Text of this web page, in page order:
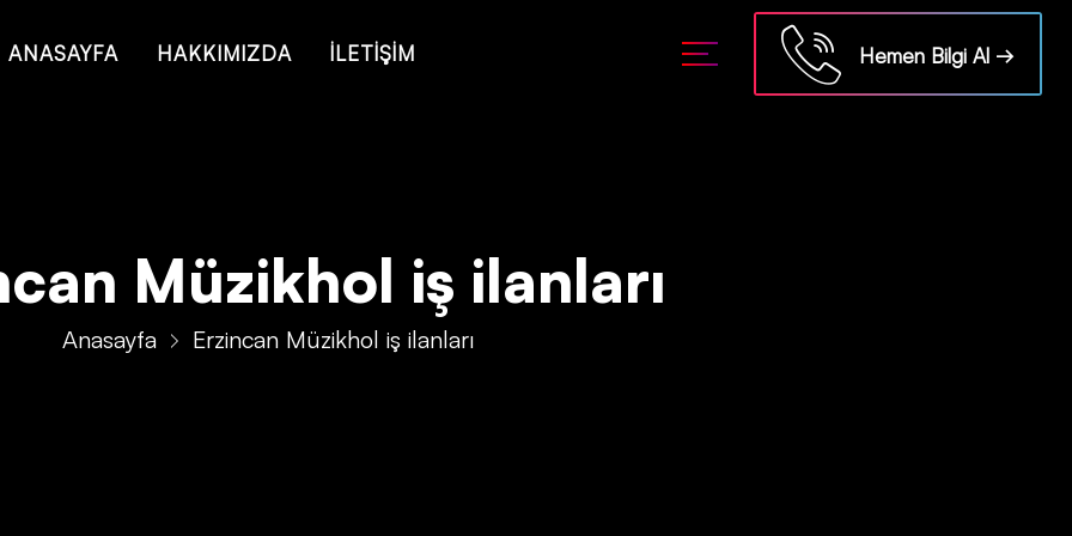
ANASAYFA HAKKIMIZDA İLETİŞİM Hemen Bilgi Al →
Müzikhol iş ilanları
Anasayfa Erzincan Müzikhol iş ilanları